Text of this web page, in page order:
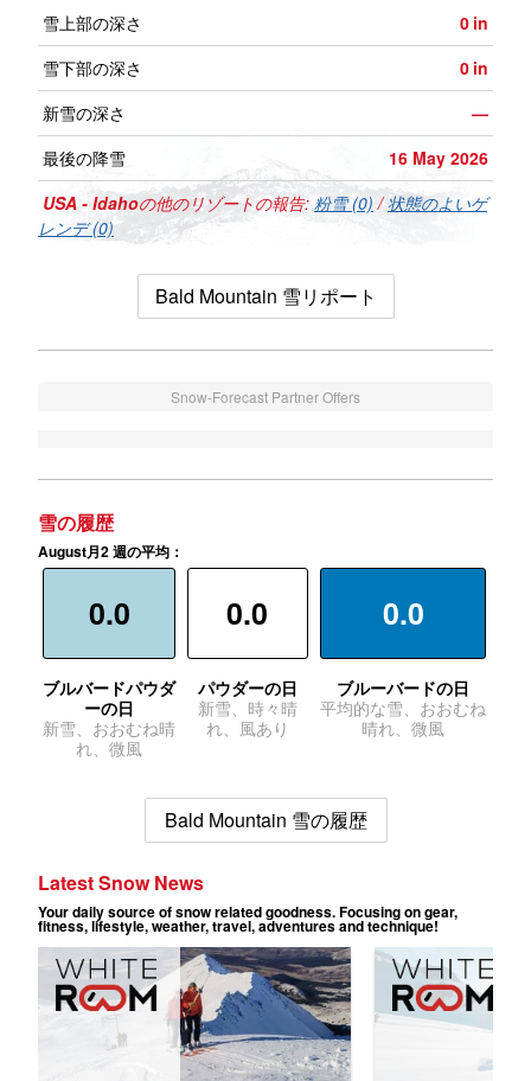
雪上部の深さ 0 in
雪下部の深さ
0 in
新雪の深さ
—
最後の降雪
16 May 2026
USA - Idahoの他のリゾートの報告: 粉雪 (0) /状態のよいゲ
レンデ (0)
Bald Mountain 雪リポート
Snow-Forecast Partner Offers
雪の履歴
August月2 週の平均：
0.0
ブルバードパウダ
ーの日
新雪、おおむね晴
れ、微風
0.0
パウダーの日
新雪、時々晴
れ、風あり
0.0
ブルーバードの日
平均的な雪、おおむね
晴れ、微風
Bald Mountain 雪の履歴